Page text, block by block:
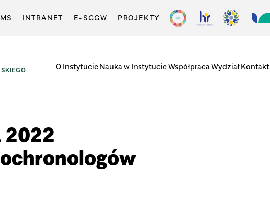
INTRANET E-SGGW PROJEKTY
O InstytucieNauka w InstytucieWspółpraca WydziałKontakt
2022